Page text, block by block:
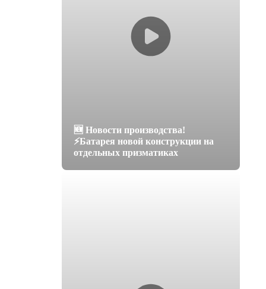
🆕 Новости производства!
⚡️Батарея новой конструкции на
отдельных призматиках